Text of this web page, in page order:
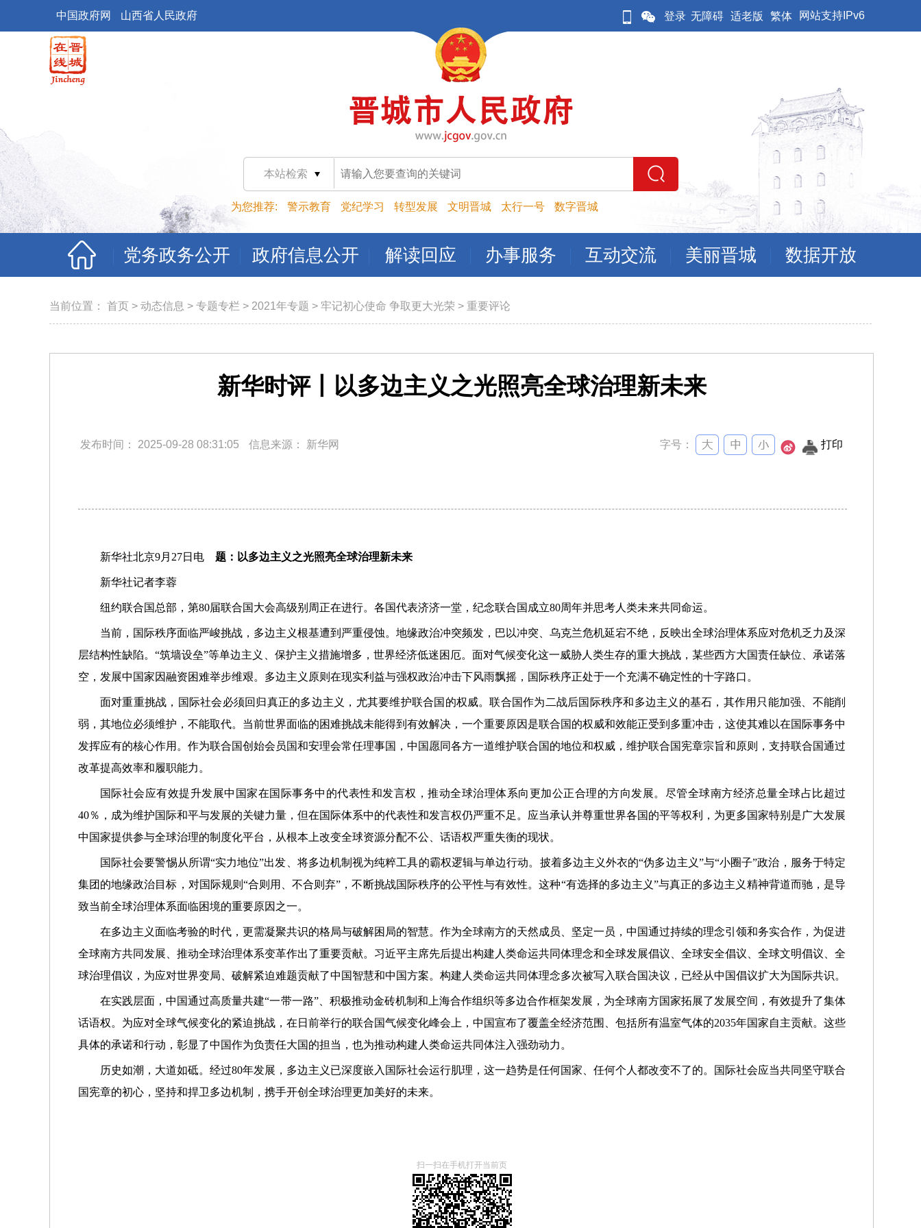
中国政府网 山西省人民政府 登录 无障碍 适老版 繁体 网站支持IPv6
本站检索
为您推荐: 警示教育 党纪学习 转型发展 文明晋城 太行一号 数字晋城
党务政务公开 政府信息公开 解读回应 办事服务 互动交流 美丽晋城 数据开放
当前位置： 首页 > 动态信息 > 专题专栏 > 2021年专题 > 牢记初心使命 争取更大光荣 > 重要评论
新华时评丨以多边主义之光照亮全球治理新未来
发布时间： 2025-09-28 08:31:05 信息来源： 新华网 字号： 打印
新华社北京9月27日电 题：以多边主义之光照亮全球治理新未来
新华社记者李蓉
纽约联合国总部，第80届联合国大会高级别周正在进行。各国代表济济一堂，纪念联合国成立80周年并思考人类未来共同命运。
当前，国际秩序面临严峻挑战，多边主义根基遭到严重侵蚀。地缘政治冲突频发，巴以冲突、乌克兰危机延宕不绝，反映出全球治理体系应对危机乏力及深
层结构性缺陷。“筑墙设垒”等单边主义、保护主义措施增多，世界经济低迷困厄。面对气候变化这一威胁人类生存的重大挑战，某些西方大国责任缺位、承诺落
空，发展中国家因融资困难举步维艰。多边主义原则在现实利益与强权政治冲击下风雨飘摇，国际秩序正处于一个充满不确定性的十字路口。
面对重重挑战，国际社会必须回归真正的多边主义，尤其要维护联合国的权威。联合国作为二战后国际秩序和多边主义的基石，其作用只能加强、不能削
弱，其地位必须维护，不能取代。当前世界面临的困难挑战未能得到有效解决，一个重要原因是联合国的权威和效能正受到多重冲击，这使其难以在国际事务中
发挥应有的核心作用。作为联合国创始会员国和安理会常任理事国，中国愿同各方一道维护联合国的地位和权威，维护联合国宪章宗旨和原则，支持联合国通过
改革提高效率和履职能力。
国际社会应有效提升发展中国家在国际事务中的代表性和发言权，推动全球治理体系向更加公正合理的方向发展。尽管全球南方经济总量全球占比超过
40％，成为维护国际和平与发展的关键力量，但在国际体系中的代表性和发言权仍严重不足。应当承认并尊重世界各国的平等权利，为更多国家特别是广大发展
中国家提供参与全球治理的制度化平台，从根本上改变全球资源分配不公、话语权严重失衡的现状。
国际社会要警惕从所谓“实力地位”出发、将多边机制视为纯粹工具的霸权逻辑与单边行动。披着多边主义外衣的“伪多边主义”与“小圈子”政治，服务于特定
集团的地缘政治目标，对国际规则“合则用、不合则弃”，不断挑战国际秩序的公平性与有效性。这种“有选择的多边主义”与真正的多边主义精神背道而驰，是导
致当前全球治理体系面临困境的重要原因之一。
在多边主义面临考验的时代，更需凝聚共识的格局与破解困局的智慧。作为全球南方的天然成员、坚定一员，中国通过持续的理念引领和务实合作，为促进
全球南方共同发展、推动全球治理体系变革作出了重要贡献。习近平主席先后提出构建人类命运共同体理念和全球发展倡议、全球安全倡议、全球文明倡议、全
球治理倡议，为应对世界变局、破解紧迫难题贡献了中国智慧和中国方案。构建人类命运共同体理念多次被写入联合国决议，已经从中国倡议扩大为国际共识。
在实践层面，中国通过高质量共建“一带一路”、积极推动金砖机制和上海合作组织等多边合作框架发展，为全球南方国家拓展了发展空间，有效提升了集体
话语权。为应对全球气候变化的紧迫挑战，在日前举行的联合国气候变化峰会上，中国宣布了覆盖全经济范围、包括所有温室气体的2035年国家自主贡献。这些
具体的承诺和行动，彰显了中国作为负责任大国的担当，也为推动构建人类命运共同体注入强劲动力。
历史如潮，大道如砥。经过80年发展，多边主义已深度嵌入国际社会运行肌理，这一趋势是任何国家、任何个人都改变不了的。国际社会应当共同坚守联合
国宪章的初心，坚持和捍卫多边机制，携手开创全球治理更加美好的未来。
扫一扫在手机打开当前页